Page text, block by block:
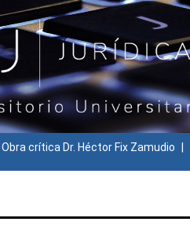
II Obra crítica Dr. Héctor Fix Zamudio